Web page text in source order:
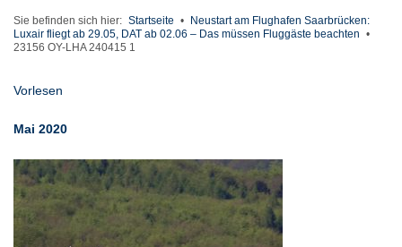
Sie befinden sich hier: Startseite •
Neustart am Flughafen Saarbrücken:
Luxair fliegt ab 29.05, DAT ab 02.06 – Das müssen Fluggäste beachten •
23156 OY-LHA 240415 1
Vorlesen
Mai 2020